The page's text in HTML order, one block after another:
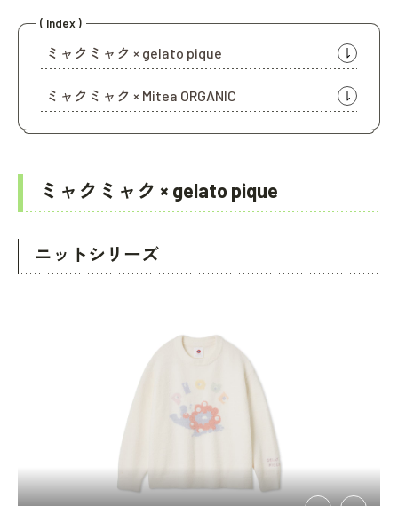
( Index )
ミャクミャク × gelato pique
ミャクミャク × Mitea ORGANIC
ミャクミャク × gelato pique
ニットシリーズ